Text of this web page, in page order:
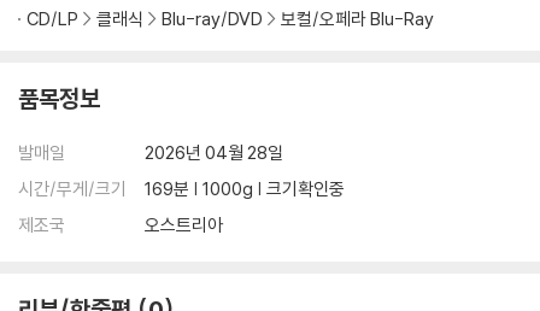
3) 렌티큘러 스틸북의 경우, 보호필름이 붙어 판매되기도 합니다. 보호필
에 의한 교환/반품은 불가합니다.
인을 위해 개봉 시의 동영상을 요청할 수 있으며, 동영상이 없는 경우 교
환/반품이 제한될 수 있습니다.
※ 디스크 재생 불량
가하니 최신 소프트웨어로 업데이트된 DVD/BD 전용 기기에서 재생하실
CD/LP
클래식 Blu-ray/DVD 보컬/오페라 Blu-Ray
품목정보
발매일
2026년 04월 28일
시간/무게/크기
169분 | 1000g | 크기확인중
제조국
오스트리아